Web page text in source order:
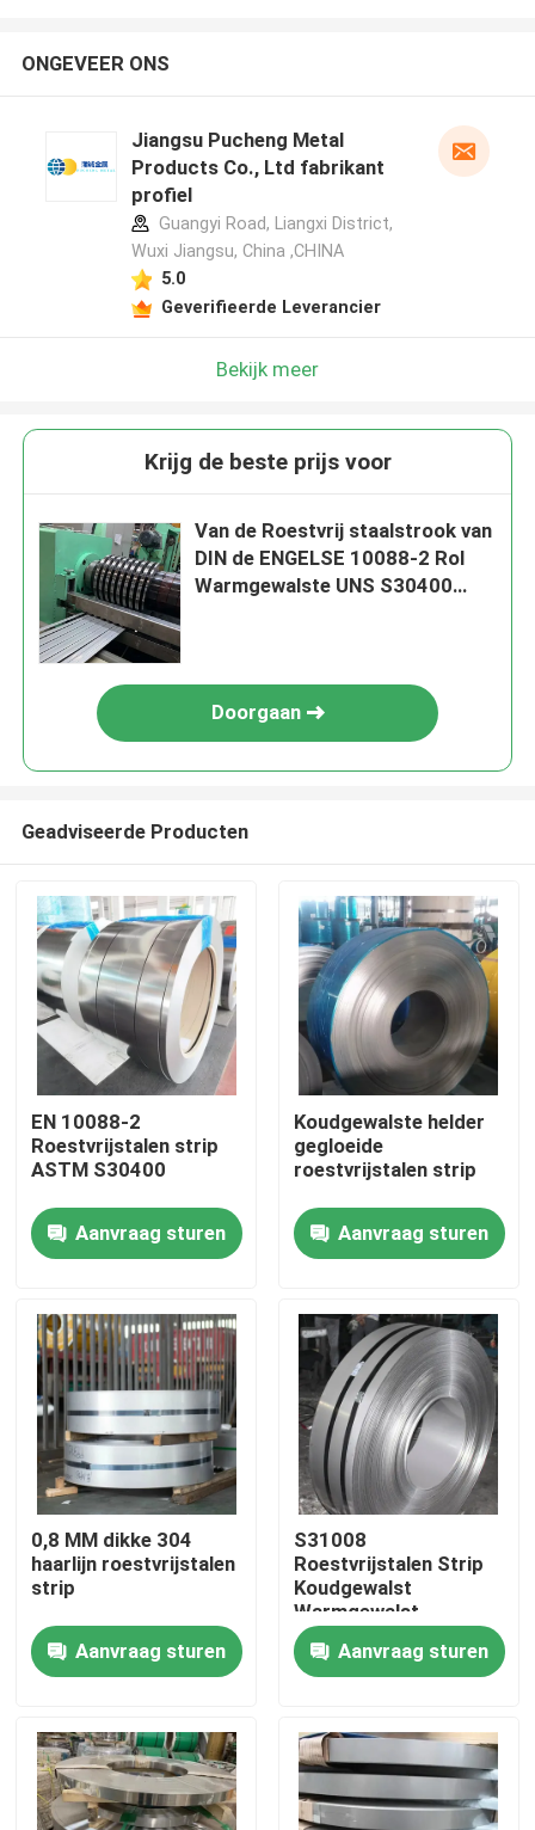
Huis
Producten
Ongeveer ons
Fabrieksreis
Kwaliteitscontrole
Contacteer ons
Nieuws
Gevallen
ss naadloze buis
ONGEVEER ONS
Jiangsu Pucheng Metal
Products Co., Ltd fabrikant
profiel
Guangyi Road, Liangxi District,
Wuxi Jiangsu, China ,CHINA
5.0
Geverifieerde Leverancier
Bekijk meer
Krijg de beste prijs voor
Van de Roestvrij staalstrook van
DIN de ENGELSE 10088-2 Rol
Warmgewalste UNS S30400
Doorgaan
Geadviseerde Producten
EN 10088-2
Roestvrijstalen strip
ASTM S30400
Aanvraag sturen
Koudgewalste helder
gegloeide
roestvrijstalen strip
Aanvraag sturen
0,8 MM dikke 304
haarlijn roestvrijstalen
strip
Aanvraag sturen
S31008
Roestvrijstalen Strip
Koudgewalst
Warmgewalst
Aangepaste Maat 8K
4K Oppervlak
Slijtvastheid
Aanvraag sturen